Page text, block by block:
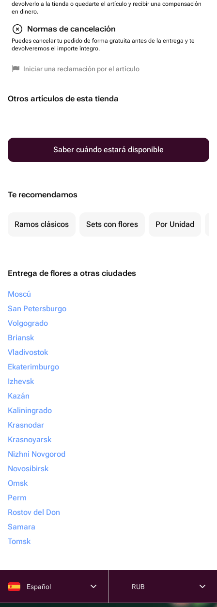
devolverlo a la tienda o quedarte el artículo y recibir una compensación
en dinero.
Normas de cancelación
Puedes cancelar tu pedido de forma gratuita antes de la entrega y te
devolveremos el importe íntegro.
Iniciar una reclamación por el artículo
Otros artículos de esta tienda
Saber cuándo estará disponible
Te recomendamos
Ramos clásicos Sets con flores Por Unidad
Entrega de flores a otras ciudades
Moscú
San Petersburgo
Volgogrado
Briansk
Vladivostok
Ekaterimburgo
Izhevsk
Kazán
Kaliningrado
Krasnodar
Krasnoyarsk
Nizhni Novgorod
Novosibirsk
Omsk
Perm
Rostov del Don
Samara
Tomsk
Español RUB